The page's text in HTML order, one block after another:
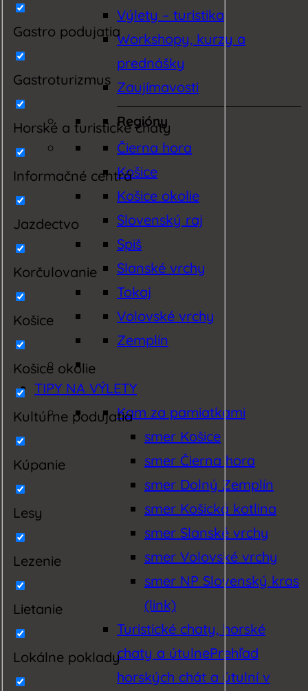
Gastro podujatia
Gastroturizmus
Horské a turistické chaty
Informačné centrá
Jazdectvo
Korčulovanie
Košice
Košice okolie
Kultúrne podujatia
Kúpanie
Lesy
Lezenie
Lietanie
Lokálne poklady
Výlety – turistika
Workshopy, kurzy a
prednášky
Zaujímavosti
Regióny
Čierna hora
Košice
Košice okolie
Slovenský raj
Spiš
Slanské vrchy
Tokaj
Volovské vrchy
Zemplín
TIPY NA VÝLETY
Kam za pamiatkami
smer Košice
smer Čierna hora
smer Dolný Zemplín
smer Košická kotlina
smer Slanské vrchy
smer Volovské vrchy
smer NP Slovenský kras
(link)
Turistické chaty, horské
chaty a útulnePrehľad
horských chát a útulní v